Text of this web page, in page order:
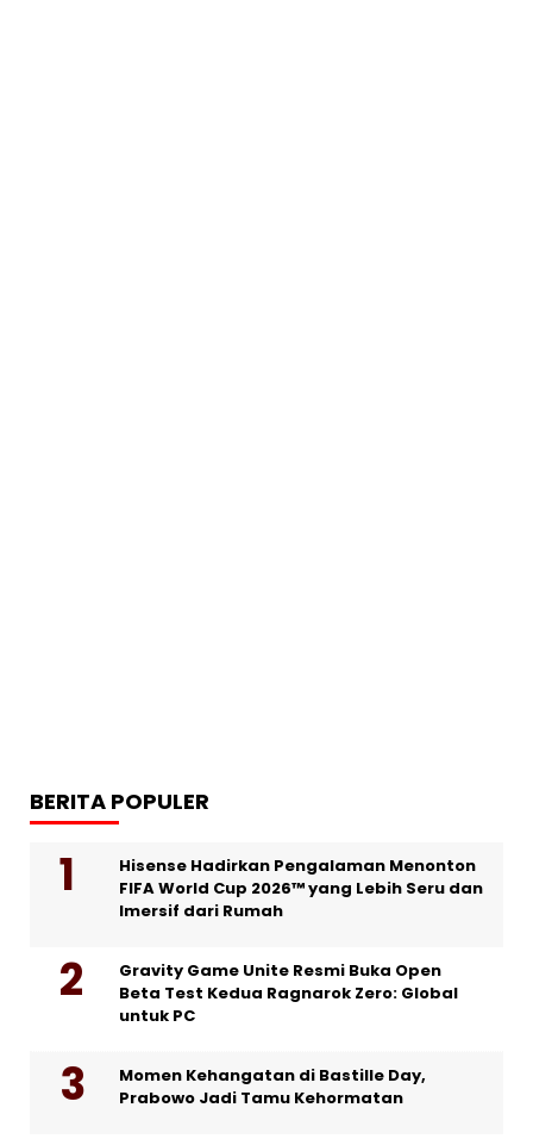
BERITA POPULER
Hisense Hadirkan Pengalaman Menonton
FIFA World Cup 2026™ yang Lebih Seru dan
Imersif dari Rumah
Gravity Game Unite Resmi Buka Open
Beta Test Kedua Ragnarok Zero: Global
untuk PC
Momen Kehangatan di Bastille Day,
Prabowo Jadi Tamu Kehormatan